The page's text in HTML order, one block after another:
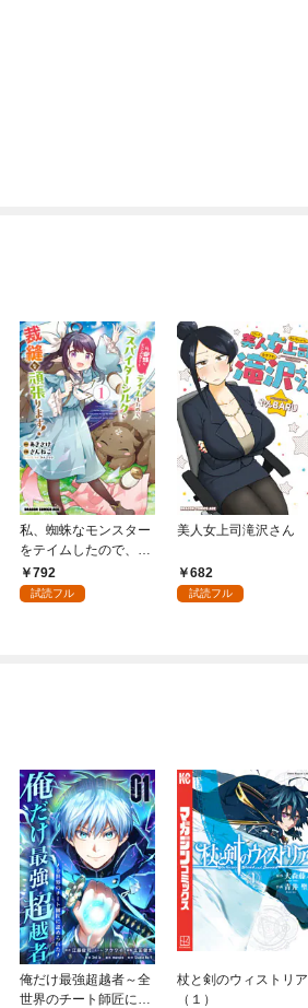
私、蜘蛛なモンスター
をテイムしたので、ス
パイダーシルクで裁縫
を頑張ります！ 1
792
試読フル
美人女上司滝沢さん
682
試読フル
俺だけ最強超越者～全
世界のチート師匠に認
杖と剣のウィストリア
（１）